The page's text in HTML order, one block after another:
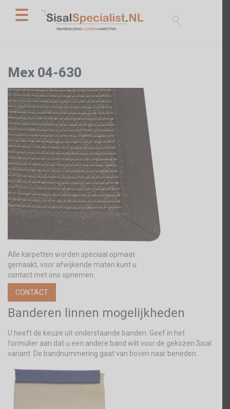
Mex 04-630
Alle karpetten worden speciaal opmaat
gemaakt, voor afwijkende maten kunt u
contact met ons opnemen.
CONTACT
Banderen linnen mogelijkheden
U heeft de keuze uit onderstaande banden. Geef in het
formulier aan dat u een andere band wilt voor de gekozen Sisal
variant. De bandnummering gaat van boven naar beneden.